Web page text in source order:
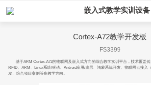
嵌入式教学实训设备
Cortex-A72教学开发板
FS3399
基于ARM Cortex-A72的物联网及嵌入式方向的综合教学实训平台，技术覆盖传
RFID、ARM、Linux系统/驱动、Android应用/底层、鸿蒙系统开发、物联网云接入
发、综合项目案例等多教学方向。